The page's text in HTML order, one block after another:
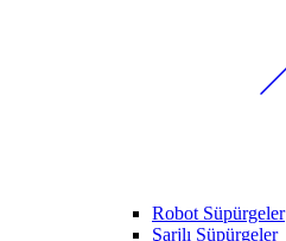
Robot Süpürgeler
Şarjlı Süpürgeler